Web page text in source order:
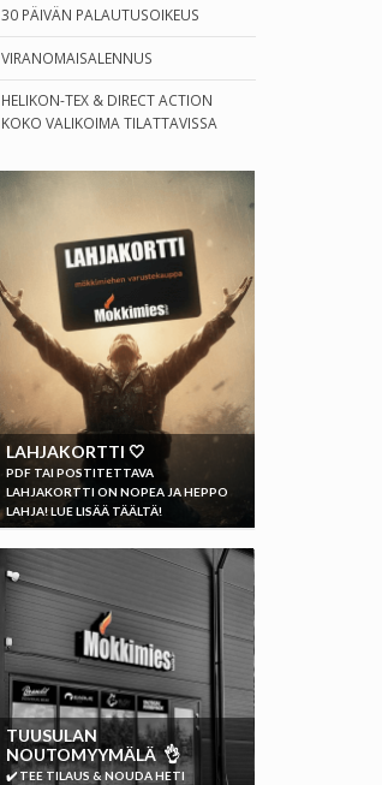
30 PÄIVÄN PALAUTUSOIKEUS
VIRANOMAISALENNUS
HELIKON-TEX & DIRECT ACTION
KOKO VALIKOIMA TILATTAVISSA
LAHJAKORTTI 🤍
PDF TAI POSTITETTAVA
LAHJAKORTTI ON NOPEA JA HEPPO
LAHJA! LUE LISÄÄ TÄÄLTÄ!
TUUSULAN
NOUTOMYYMÄLÄ 👌
✔️ TEE TILAUS & NOUDA HETI